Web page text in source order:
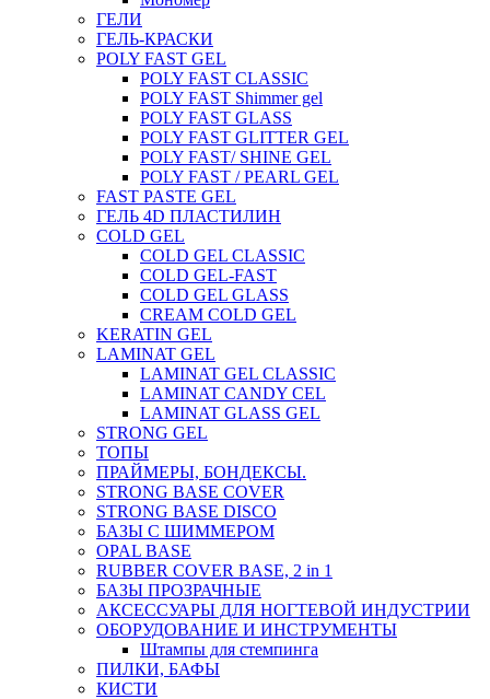
ГЕЛИ
ГЕЛЬ-КРАСКИ
POLY FAST GEL
POLY FAST CLASSIC
POLY FAST Shimmer gel
POLY FAST GLASS
POLY FAST GLITTER GEL
POLY FAST/ SHINE GEL
POLY FAST / PEARL GEL
FAST PASTE GEL
ГЕЛЬ 4D ПЛАСТИЛИН
COLD GEL
COLD GEL CLASSIC
COLD GEL-FAST
COLD GEL GLASS
CREAM COLD GEL
KERATIN GEL
LAMINAT GEL
LAMINAT GEL CLASSIС
LAMINAT CANDY CEL
LAMINAT GLASS GEL
STRONG GEL
ТОПЫ
ПРАЙМЕРЫ, БОНДЕКСЫ.
STRONG BASE COVER
STRONG BASE DISCO
БАЗЫ С ШИММЕРОМ
OPAL BASE
RUBBER COVER BASE, 2 in 1
БАЗЫ ПРОЗРАЧНЫЕ
АКСЕССУАРЫ ДЛЯ НОГТЕВОЙ ИНДУСТРИИ
ОБОРУДОВАНИЕ И ИНСТРУМЕНТЫ
Штампы для стемпинга
ПИЛКИ, БАФЫ
КИСТИ